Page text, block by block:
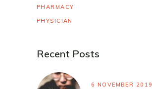
PHARMACY
PHYSICIAN
Recent Posts
6 NOVEMBER 2019